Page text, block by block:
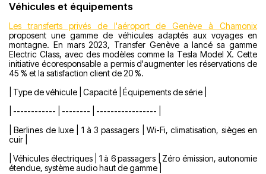
Véhicules et équipements
Les transferts privés de l'aéroport de Genève à Chamonix
proposent une gamme de véhicules adaptés aux voyages en
montagne. En mars 2023, Transfer Genève a lancé sa gamme
Electric Class, avec des modèles comme la Tesla Model X. Cette
initiative écoresponsable a permis d'augmenter les réservations de
45 % et la satisfaction client de 20 %.
| Type de véhicule | Capacité | Équipements de série |
| ------------ | -------- | ----------------- |
| Berlines de luxe | 1 à 3 passagers | Wi-Fi, climatisation, sièges en
cuir |
| Véhicules électriques | 1 à 6 passagers | Zéro émission, autonomie
étendue, système audio haut de gamme |